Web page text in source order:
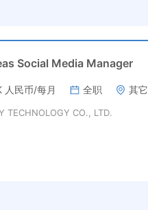
Social Media Manager
人民币/每月 全职 其它
TECHNOLOGY CO., LTD.